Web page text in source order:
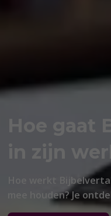
Hoe gaat
in zijn
Hoe werkt
mee houden? Je